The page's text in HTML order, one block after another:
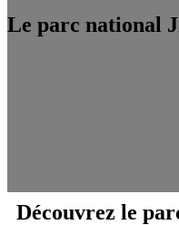
Le parc national
Découvrez le